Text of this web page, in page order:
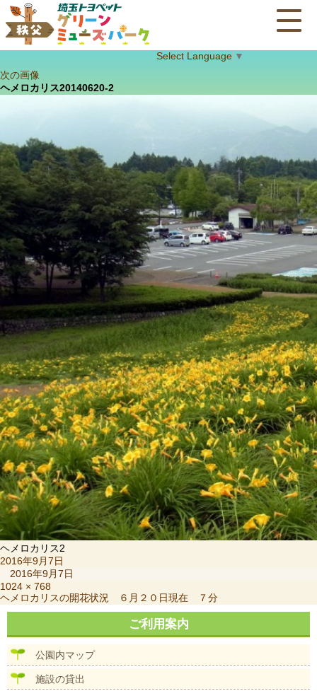
Select Language ▼
次の画像
ヘメロカリス20140620-2
ヘメロカリス2
投
日:
2016年9月7日
2016年9月7日
フ
ル
サ
ズ
1024 × 768
投
稿
ビ
ヘメロカリスの開花状況 ６月２０日現在 ７分
ご利用案内
公園内マップ
施設の貸出